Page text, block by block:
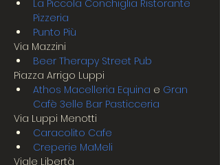
La Piccola Conchiglia Ristorante
Pizzeria
Punto Più
Via Mazzini
Beer Therapy Street Pub
Piazza Arrigo Luppi
Athos Macelleria Equina e Gran
Cafè 3elle Bar Pasticceria
Via Luppi Menotti
Caracolito Cafe
Creperie MaMeli
Viale Libertà